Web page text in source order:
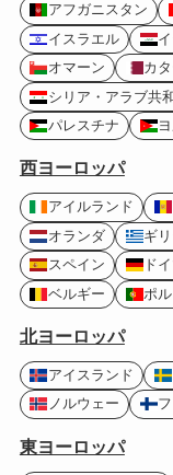
アフガニスタン
イスラエル
オマーン
カ
シリア・アラブ共
パレスチナ
西ヨーロッパ
アイルランド
オランダ
ギ
スペイン
ド
ベルギー
ポ
北ヨーロッパ
アイスランド
ノルウェー
東ヨーロッパ